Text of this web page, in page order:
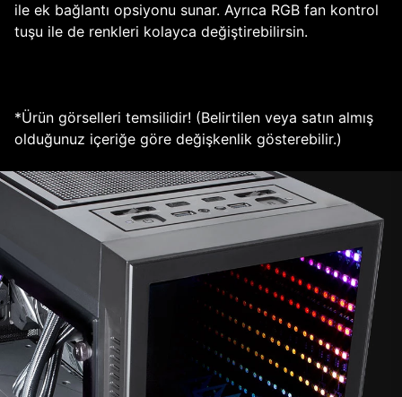
ile ek bağlantı opsiyonu sunar. Ayrıca RGB fan kontrol
tuşu ile de renkleri kolayca değiştirebilirsin.
*Ürün görselleri temsilidir! (Belirtilen veya satın almış
olduğunuz içeriğe göre değişkenlik gösterebilir.)